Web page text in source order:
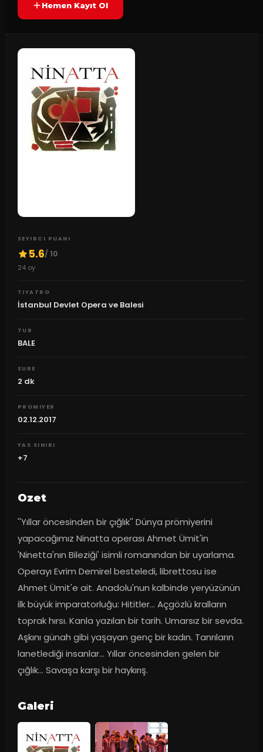
Hemen Kayıt Ol
SEYIRCI PUANI
5.6/ 10
24oy
TIYATRO
İstanbul Devlet Opera ve Balesi
TUR
BALE
SURE
2 dk
PROMIYER
02.12.2017
YAS SINIRI
+7
Ozet
''Yıllar öncesinden bir çığlık'' Dünya prömiyerini
yapacağımız Ninatta operası Ahmet Ümit'in
'Ninetta'nın Bileziği' isimli romanından bir uyarlama.
Operayı Evrim Demirel besteledi, librettosu ise
Ahmet Ümit'e ait. Anadolu'nun kalbinde yeryüzünün
ilk büyük imparatorluğu: Hititler... Açgözlü kralların
toprak hırsı. Kanla yazılan bir tarih. Umarsız bir sevda.
Aşkını günah gibi yaşayan genç bir kadın. Tanrıların
lanetlediği insanlar... Yıllar öncesinden gelen bir
çığlık... Savaşa karşı bir haykırış.
Galeri